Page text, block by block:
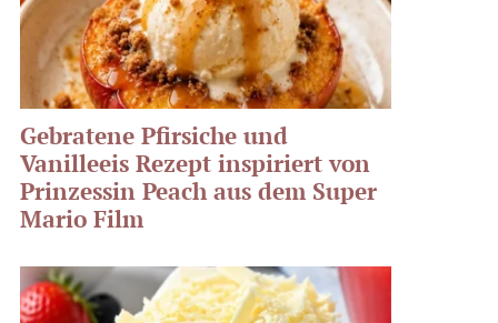
Gebratene Pfirsiche und
Vanilleeis Rezept inspiriert von
Prinzessin Peach aus dem Super
Mario Film